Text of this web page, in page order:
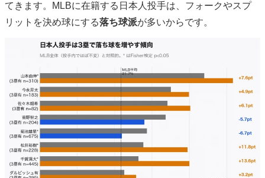
てきます。MLBに在籍する日本人投手は、フォークやスプ
リットを決め球にする落ち球派が多いからです。